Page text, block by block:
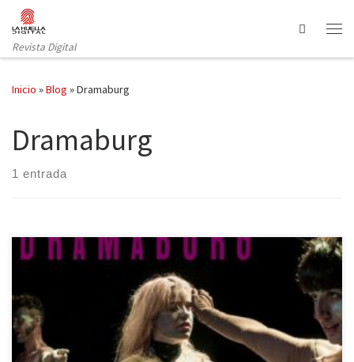
Saltar al contenido
Revista Digital
Search
Inicio »Blog »Dramaburg
Dramaburg
1 entrada
Las barcelonesas Sala Atrium y Nau Ivanow presentan en la
primera el segundo ciclo de creación escénica DespertaLab.
Creado el año pasado de la unión del ciclo Atrium Lab y la beca
Desperta, DespertaLab busca promover e incentivar la creación